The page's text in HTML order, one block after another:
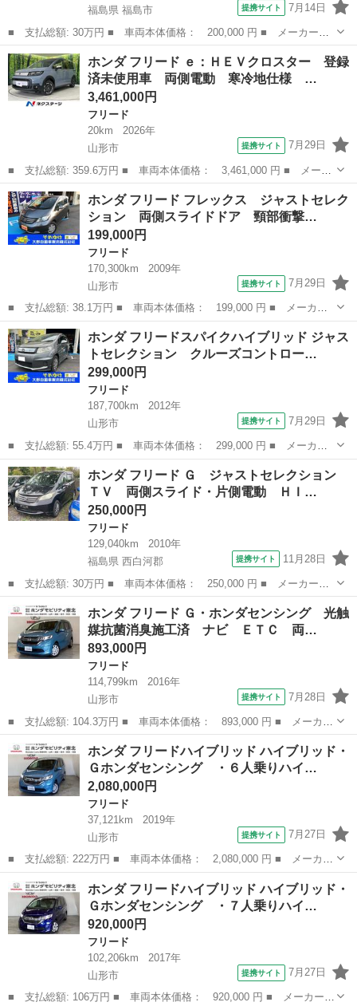
福島県 福島市
提携サイト 7月14日
■ 支払総額: 30万円 ■ 車両本体価格： 200,000 円 ■ メーカー
名： ホンダ ■ 車種名： フリード ■ グレード名： Ｇ Ｌパッ
ケージ ４ＷＤ 車検２年 １ヶ月保証 修復歴なし 禁煙車 左側
電動スライドドア...
福島 福島市 フリード
ホンダ フリード ｅ：ＨＥＶクロスター 登録
済未使用車 両側電動 寒冷地仕様 …
3,461,000円
フリード
20km
2026年
山形市
提携サイト 7月29日
■ 支払総額: 359.6万円 ■ 車両本体価格： 3,461,000 円 ■ メーカ
ー名： ホンダ ■ 車種名： フリード ■ グレード名： ｅ：ＨＥ
Ｖクロスター 登録済未使用車 両側電動 寒冷地仕様 バックカメ
ラ 衝突...
山形 山形市 フリード
ホンダ フリード フレックス ジャストセレク
ション 両側スライドドア 頸部衝撃…
199,000円
フリード
170,300km
2009年
山形市
提携サイト 7月29日
■ 支払総額: 38.1万円 ■ 車両本体価格： 199,000 円 ■ メーカー
名： ホンダ ■ 車種名： フリード ■ グレード名： フレック
ス ジャストセレクション 両側スライドドア 頸部衝撃緩和ヘッド
レスト キーレ...
山形 山形市 フリード
ホンダ フリードスパイクハイブリッド ジャス
トセレクション クルーズコントロー…
299,000円
フリード
187,700km
2012年
山形市
提携サイト 7月29日
■ 支払総額: 55.4万円 ■ 車両本体価格： 299,000 円 ■ メーカー
名： ホンダ ■ 車種名： フリードスパイクハイブリッド ■ グレ
ード名： ジャストセレクション クルーズコントロール 両側電動
スライドドア...
山形 山形市 フリード
ホンダ フリード Ｇ ジャストセレクション
ＴＶ 両側スライド・片側電動 ＨＩ…
250,000円
フリード
129,040km
2010年
福島県 西白河郡
提携サイト 11月28日
■ 支払総額: 30万円 ■ 車両本体価格： 250,000 円 ■ メーカー
名： ホンダ ■ 車種名： フリード ■ グレード名： Ｇ ジャス
トセレクション ＴＶ 両側スライド・片側電動 ＨＩＤ キーレス
エントリー 電動...
福島 フリード
ホンダ フリード Ｇ・ホンダセンシング 光触
媒抗菌消臭施工済 ナビ ＥＴＣ 両…
893,000円
フリード
114,799km
2016年
山形市
提携サイト 7月28日
■ 支払総額: 104.3万円 ■ 車両本体価格： 893,000 円 ■ メーカー
名： ホンダ ■ 車種名： フリード ■ グレード名： Ｇ・ホンダ
センシング 光触媒抗菌消臭施工済 ナビ ＥＴＣ 両電動ドア ア
イドルＳ ...
山形 フリード
ホンダ フリードハイブリッド ハイブリッド・
Ｇホンダセンシング ・６人乗りハイ…
2,080,000円
フリード
37,121km
2019年
山形市
提携サイト 7月27日
■ 支払総額: 222万円 ■ 車両本体価格： 2,080,000 円 ■ メーカー
名： ホンダ ■ 車種名： フリードハイブリッド ■ グレード
名： ハイブリッド・Ｇホンダセンシング ・６人乗りハイブリッド
車・Ｈｏｎｄａ...
山形 フリード
ホンダ フリードハイブリッド ハイブリッド・
Ｇホンダセンシング ・７人乗りハイ…
920,000円
フリード
102,206km
2017年
山形市
提携サイト 7月27日
■ 支払総額: 106万円 ■ 車両本体価格： 920,000 円 ■ メーカー